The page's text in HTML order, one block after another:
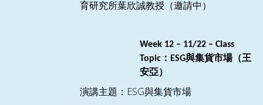
育研究所葉欣誠教授 （邀請中）
Week 12 – 11/22 – Class
Topic ： ESG與集貨市場（王
安亞）
演講主題： ESG與集貨市場